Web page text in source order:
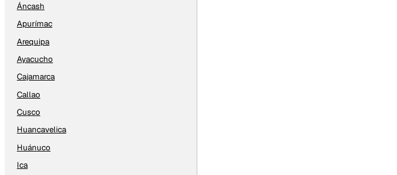
Áncash
Apurímac
Arequipa
Ayacucho
Cajamarca
Callao
Cusco
Huancavelica
Huánuco
Ica